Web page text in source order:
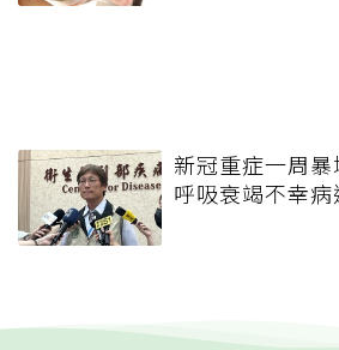
新冠重症一周
呼吸衰竭不幸病